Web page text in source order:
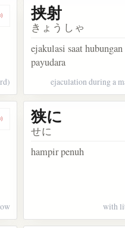
kosakata 狭義
挟射
きょうしゃ
ejakulasi saat hubungan
payudara
ejaculation during a
kosakata 狭し
狭に
せに
hampir penuh
with